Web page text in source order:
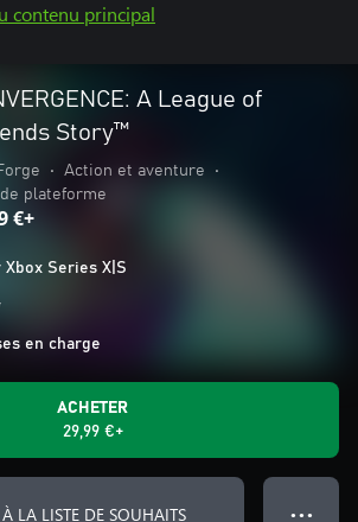
contenu principal
A League of
Story™
• Action et aventure
•
plateforme
€+
Series X|S
en charge
ACHETER
29,99 €+
LA LISTE DE SOUHAITS ● ● ●